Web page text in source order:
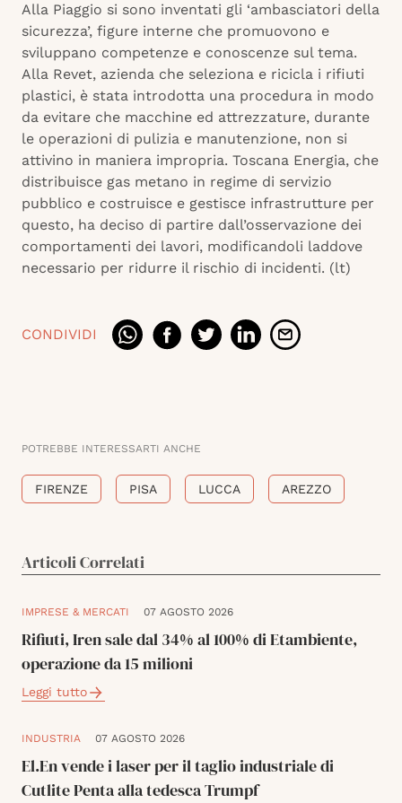
Alla Piaggio si sono inventati gli ‘ambasciatori della
sicurezza’, figure interne che promuovono e
sviluppano competenze e conoscenze sul tema.
Alla Revet, azienda che seleziona e ricicla i rifiuti
plastici, è stata introdotta una procedura in modo
da evitare che macchine ed attrezzature, durante
le operazioni di pulizia e manutenzione, non si
attivino in maniera impropria. Toscana Energia, che
distribuisce gas metano in regime di servizio
pubblico e costruisce e gestisce infrastrutture per
questo, ha deciso di partire dall’osservazione dei
comportamenti dei lavori, modificandoli laddove
necessario per ridurre il rischio di incidenti. (lt)
CONDIVIDI
POTREBBE INTERESSARTI ANCHE
FIRENZE PISA LUCCA AREZZO
Articoli Correlati
IMPRESE & MERCATI 07 AGOSTO 2026
Rifiuti, Iren sale dal 34% al 100% di Etambiente,
operazione da 15 milioni
Leggi tutto
INDUSTRIA 07 AGOSTO 2026
El.En vende i laser per il taglio industriale di
Cutlite Penta alla tedesca Trumpf